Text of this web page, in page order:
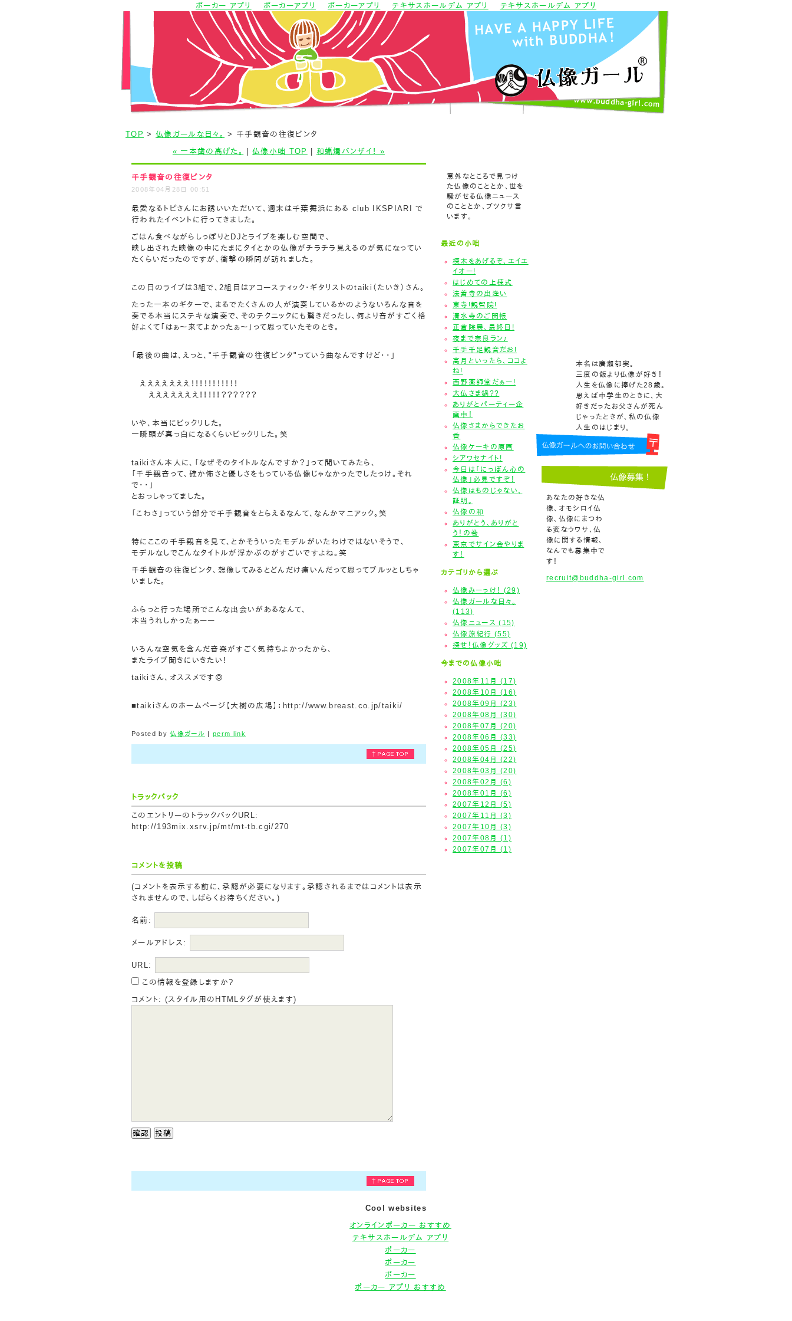
ポーカー アプリ ポーカーアプリ ポーカーアプリ テキサスホールデム アプリ テキサスホールデム アプリ
TOP > 仏像ガールな日々。 > 千手観音の往復ビンタ
« 一本歯の高げた。
|仏像小咄 TOP 和蝋燭バンザイ！ »
千手観音の往復ビンタ
2008年04月28日 00:51
最愛なるトピさんにお誘いいただいて、週末は千葉舞浜にある club IKSPIARI で
行われたイベントに行ってきました。
ごはん食べながらしっぽりとDJとライブを楽しむ空間で、
映し出された映像の中にたまにタイとかの仏像がチラチラ見えるのが気になってい
たくらいだったのですが、衝撃の瞬間が訪れました。
この日のライブは3組で、2組目はアコースティック・ギタリストのtaiki（たいき）さん。
たった一本のギターで、まるでたくさんの人が演奏しているかのようないろんな音を
奏でる本当にステキな演奏で、そのテクニックにも驚きだったし、何より音がすごく格
好よくて「はぁ〜来てよかったぁ〜」って思っていたそのとき。
「最後の曲は、えっと、"千手観音の往復ビンタ"っていう曲なんですけど・・」
えええええええ！！！！！！！！！！！
えええええええ！！！！！？？？？？？
いや、本当にビックリした。
一瞬頭が真っ白になるくらいビックリした。笑
taikiさん本人に、「なぜそのタイトルなんですか？」って聞いてみたら、
「千手観音って、確か怖さと優しさをもっている仏像じゃなかったでしたっけ。それ
で・・」
とおっしゃってました。
「こわさ」っていう部分で千手観音をとらえるなんて、なんかマニアック。笑
特にここの千手観音を見て、とかそういったモデルがいたわけではないそうで、
モデルなしでこんなタイトルが浮かぶのがすごいですよね。笑
千手観音の往復ビンタ、想像してみるとどんだけ痛いんだって思ってブルッとしちゃ
いました。
ふらっと行った場所でこんな出会いがあるなんて、
本当うれしかったぁーー
いろんな空気を含んだ音楽がすごく気持ちよかったから、
またライブ聞きにいきたい！
taikiさん、オススメです◎
■taikiさんのホームページ【大樹の広場】：http://www.breast.co.jp/taiki/
Posted by仏像ガール | perm link
トラックバック
このエントリーのトラックバックURL:
http://193mix.xsrv.jp/mt/mt-tb.cgi/270
コメントを投稿
(コメントを表示する前に、承認が必要になります。承認されるまではコメントは表示
されませんので、しばらくお待ちください。)
名前:
メールアドレス:
URL:
この情報を登録しますか?
コメント: (スタイル用のHTMLタグが使えます)
意外なところで見つけ
た仏像のこととか、世を
騒がせる仏像ニュース
のこととか、ブツクサ言
います。
最近の小咄
棟木をあげるぞ、エイエ
イオー!
はじめての上棟式
法善寺の出逢い
東寺!観智院!
清水寺のご開帳
正倉院展、最終日!
夜まで奈良ラン♪
千手千足観音だお!
高月といったら、ココよ
ね!
西野薬師堂だぁー!
大仏さま鍋??
ありがとパーティー企
画中！
仏像さまからできたお
香
仏像ケーキの原画
シアワセナイト!
今日は「にっぽん心の
仏像」必見ですぞ！
仏像はものじゃない、
証明。
仏像の和
ありがとう、ありがと
う！の巻
東京でサイン会やりま
す！
カテゴリから選ぶ
仏像みーっけ！ (29)
仏像ガールな日々。
(113)
仏像ニュース (15)
仏像旅紀行 (55)
探せ！仏像グッズ (19)
今までの仏像小咄
2008年11月 (17)
2008年10月 (16)
2008年09月 (23)
2008年08月 (30)
2008年07月 (20)
2008年06月 (33)
2008年05月 (25)
2008年04月 (22)
2008年03月 (20)
2008年02月 (6)
2008年01月 (6)
2007年12月 (5)
2007年11月 (3)
2007年10月 (3)
2007年08月 (1)
2007年07月 (1)
本名は廣瀬郁実。
三度の飯より仏像が好き！
人生を仏像に捧げた28歳。
思えば中学生のときに、大
好きだったお父さんが死ん
じゃったときが、私の仏像
人生のはじまり。
あなたの好きな仏
像、オモシロイ仏
像、仏像にまつわ
る変なウワサ、仏
像に関する情報、
なんでも募集中で
す！
recruit@buddha-girl.com
Cool websites
オンラインポーカー おすすめ
テキサスホールデム アプリ
ポーカー
ポーカー
ポーカー
ポーカー アプリ おすすめ